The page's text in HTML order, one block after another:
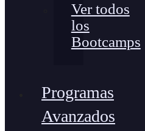
Ver todos
los
Bootcamps
Programas
Avanzados